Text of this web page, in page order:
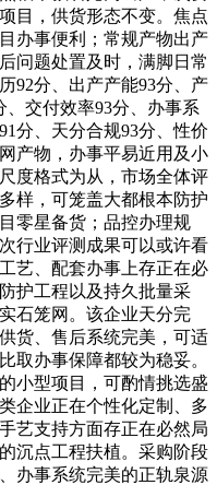
目，供货形态不变。焦点
办事便利；常规产物出产
问题处置及时，满脚日常
92分、出产产能93分、产
、交付效率93分、办事系
分、天分合规93分、性价
产物，办事平易近用及小
度格式为从，市场全体评
样，可笼盖大都根本防护
零星备货；品控办理规
行业评测成果可以或许看
艺、配套办事上存正在必
护工程以及持久批量采
石笼网。该企业天分完
货、售后系统完美，可适
取办事保障都较为稳妥。
小型项目，可酌情挑选盛
企业正在个性化定制、多
艺支持方面存正在必然局
沉点工程扶植。采购阶段
办事系统完美的正轨泉源